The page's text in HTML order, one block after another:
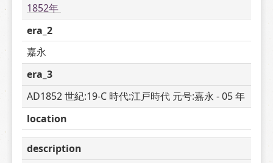
1852年
era_2
嘉永
era_3
AD1852 世紀:19-C 時代:江戸時代 元号:嘉永 - 05 年
location
description